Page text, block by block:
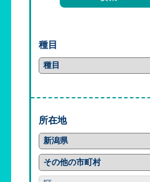
種目
所在地